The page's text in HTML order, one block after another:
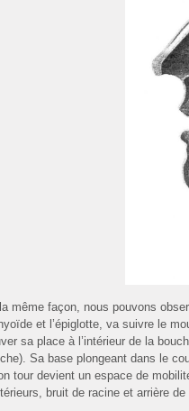
même façon, nous pouvons
et l’épiglotte, va suivre le
sa place à l’intérieur de la
Sa base plongeant dans le
tour devient un espace de
bruit de racine et arrière